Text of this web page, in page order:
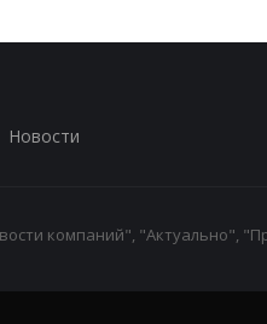
Новости
компаний", "Актуально",